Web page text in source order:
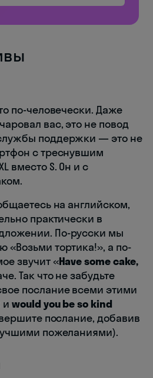
по-человечески. Даже
вас, это не повод
поддержки — это не
с треснувшим
вместо S. Он и с
на английском,
практически в
По-русски мы
«Возьми тортика!», а по-
звучит «Have some cake,
Так что не забудьте
послание всеми этими
и would you be so kind
послание, добавив
пожеланиями).